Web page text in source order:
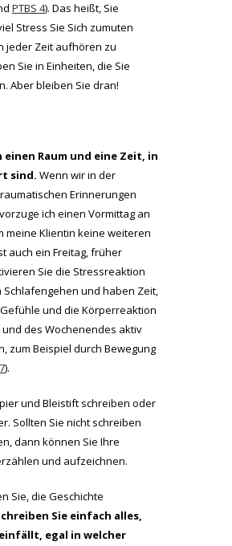
PTBS 4). Das heißt, Sie
Stress Sie Sich zumuten
jeder Zeit aufhören zu
Sie in Einheiten, die Sie
Aber bleiben Sie dran!
einen Raum und eine Zeit, in
sind. Wenn wir in der
Erinnerungen
ich einen Vormittag an
meine Klientin keine weiteren
auch ein Freitag, früher
Sie die Stressreaktion
Schlafengehen und haben Zeit,
und die Körperreaktion
und des Wochenendes aktiv
zum Beispiel durch Bewegung
).
und Bleistift schreiben oder
Sollten Sie nicht schreiben
dann können Sie Ihre
und aufzeichnen.
Sie, die Geschichte
Sie einfach alles,
egal in welcher